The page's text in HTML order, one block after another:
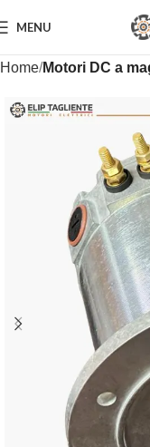
MENU
Home Motori DC a